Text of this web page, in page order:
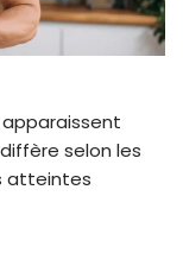
selon les
atteintes